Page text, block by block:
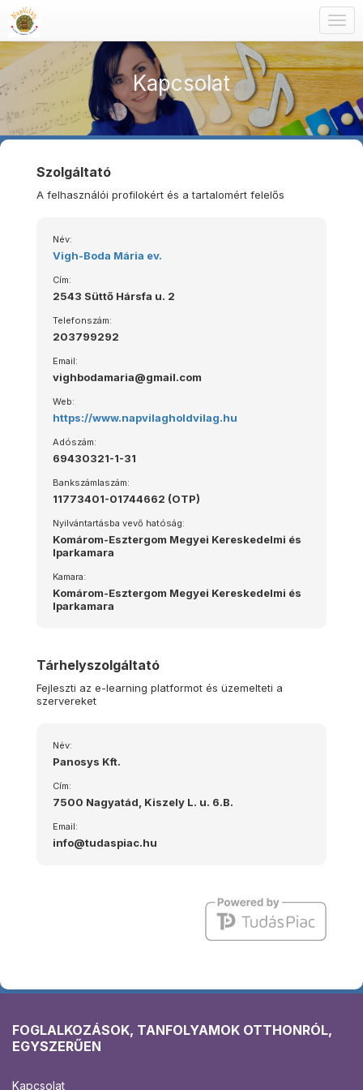
Kapcsolat
Szolgáltató
A felhasználói profilokért és a tartalomért felelős
Név:
Vigh-Boda Mária ev.
Cím:
2543 Süttő Hársfa u. 2
Telefonszám:
203799292
Email:
vighbodamaria@gmail.com
Web:
https://www.napvilagholdvilag.hu
Adószám:
69430321-1-31
Bankszámlaszám:
11773401-01744662 (OTP)
Nyilvántartásba vevő hatóság:
Komárom-Esztergom Megyei Kereskedelmi és
Iparkamara
Kamara:
Komárom-Esztergom Megyei Kereskedelmi és
Iparkamara
Tárhelyszolgáltató
Fejleszti az e-learning platformot és üzemelteti a
szervereket
Név:
Panosys Kft.
Cím:
7500 Nagyatád, Kiszely L. u. 6.B.
Email:
info@tudaspiac.hu
FOGLALKOZÁSOK, TANFOLYAMOK OTTHONRÓL,
EGYSZERŰEN
Kapcsolat